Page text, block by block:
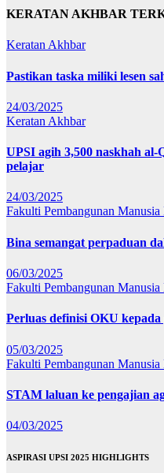
KERATAN AKHBAR
Keratan Akhbar
Pastikan taska miliki lesen
24/03/2025
Keratan Akhbar
UPSI agih 3,500 naskhah
pelajar
24/03/2025
Fakulti Pembangunan Manusia
Bina semangat perpaduan
06/03/2025
Fakulti Pembangunan Manusia
Perluas definisi OKU
05/03/2025
Fakulti Pembangunan Manusia
STAM laluan ke pengajian
04/03/2025
ASPIRASI UPSI 2025 HIGHLIGHTS